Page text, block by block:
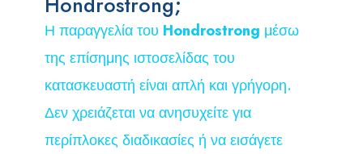
Η παραγγελία του Hondrostrong μέσω
της επίσημης ιστοσελίδας του
κατασκευαστή είναι απλή και γρήγορη.
Δεν χρειάζεται να ανησυχείτε για
περίπλοκες διαδικασίες ή να εισάγετε